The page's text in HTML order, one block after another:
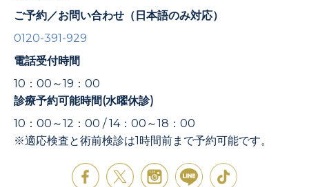
ご予約／お問い合わせ（日本語のみ対応）
0120-391-929
電話受付時間
10：00～19：00
診療予約可能時間(水曜休診)
10：00～12：00 / 14：00～18：00
※適応検査と術前検診は1時間前まで予約可能です。